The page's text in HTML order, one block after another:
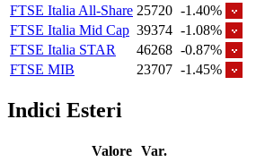
FTSE Italia All-Share 25720 -1.40%
FTSE Italia Mid Cap 39374 -1.08%
FTSE Italia STAR
46268 -0.87%
FTSE MIB
23707 -1.45%
Indici Esteri
Valore Var.